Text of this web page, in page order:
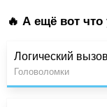
🔥 А ещё вот что
Логический
Головоломки